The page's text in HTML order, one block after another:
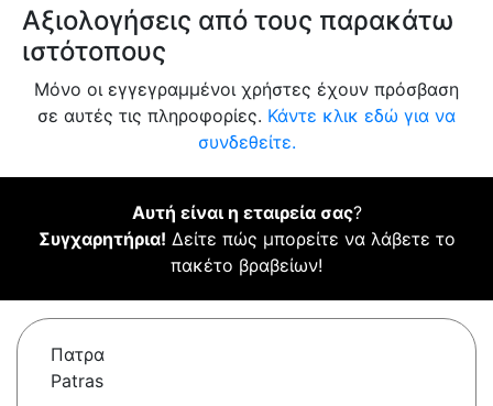
Αξιολογήσεις από τους παρακάτω
ιστότοπους
Μόνο οι εγγεγραμμένοι χρήστες έχουν πρόσβαση
σε αυτές τις πληροφορίες. Κάντε κλικ εδώ για να
συνδεθείτε.
Αυτή είναι η εταιρεία σας?
Συγχαρητήρια! Δείτε πώς μπορείτε να λάβετε το
πακέτο βραβείων!
Πατρα
Patras